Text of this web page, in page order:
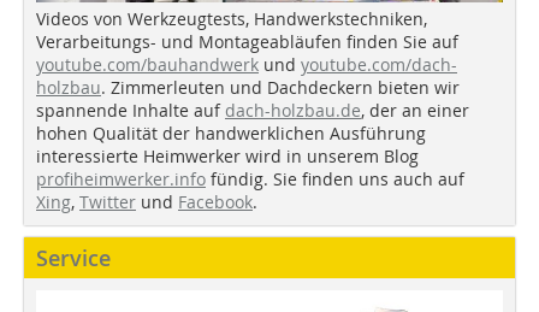
Videos von Werkzeugtests, Handwerkstechniken,
Verarbeitungs- und Montageabläufen finden Sie auf
youtube.com/bauhandwerk und youtube.com/dach-
holzbau. Zimmerleuten und Dachdeckern bieten wir
spannende Inhalte auf dach-holzbau.de, der an einer
hohen Qualität der handwerklichen Ausführung
interessierte Heimwerker wird in unserem Blog
profiheimwerker.info fündig. Sie finden uns auch auf
Xing, Twitter und Facebook.
Service